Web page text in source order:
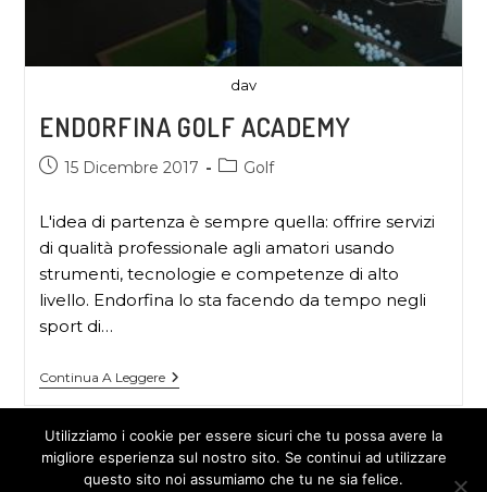
dav
ENDORFINA GOLF ACADEMY
15 Dicembre 2017 Golf
L'idea di partenza è sempre quella: offrire servizi
di qualità professionale agli amatori usando
strumenti, tecnologie e competenze di alto
livello. Endorfina lo sta facendo da tempo negli
sport di…
Continua A Leggere
Utilizziamo i cookie per essere sicuri che tu possa avere la
migliore esperienza sul nostro sito. Se continui ad utilizzare
questo sito noi assumiamo che tu ne sia felice.